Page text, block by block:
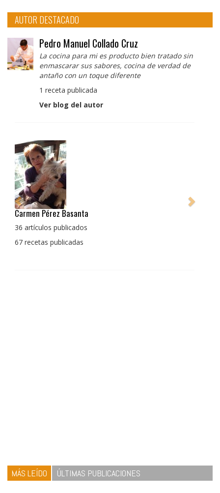
AUTOR DESTACADO
Pedro Manuel Collado Cruz
La cocina para mi es producto bien tratado sin
enmascarar sus sabores, cocina de verdad de
antaño con un toque diferente
1 receta publicada
Ver blog del autor
Pedro Manuel Collado Cruz
La cocina para mi es producto bien tratado sin
con un toque diferente